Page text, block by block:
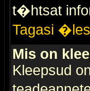
t�htsat
Tagasi �les
Mis on
Kleepsud